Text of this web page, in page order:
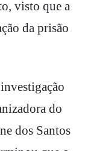
visto que a
da prisão
do
dos Santos